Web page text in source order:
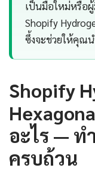
เป็นมือใหม่หรือ
Shopify
ซึ้งจะช่วยให้คุณ
Shopify
อะไร — ท
ครบถ้วน